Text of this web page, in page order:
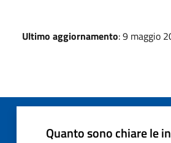
Ultimo aggiornamento: 9 maggio
Quanto sono chiare le